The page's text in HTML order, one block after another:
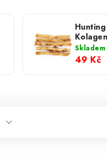
rolky 5
Skladem
49 Kč